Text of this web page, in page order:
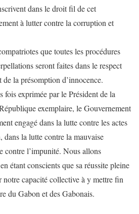
dans le droit fil de cet
à lutter contre la corruption et
que toutes les procédures
seront faites dans le respect
de la présomption d’innocence.
fois exprimée par le Président de la
exemplaire, le Gouvernement
engagé dans la lutte contre les actes
dans la lutte contre la mauvaise
contre l’impunité. Nous allons
étant conscients que sa réussite pleine
notre capacité collective à y mettre fin
du Gabon et des Gabonais.